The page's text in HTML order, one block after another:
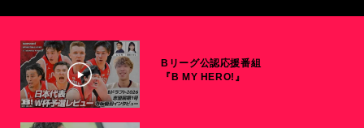
Bリーグ公認応援番組
『B MY HERO!』